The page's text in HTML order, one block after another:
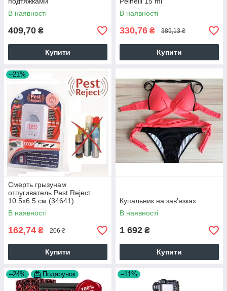
В наявності
409,70 ₴
Купити
В наявності
330,76 ₴ 389,13 ₴
Купити
–21%
Смерть грызунам
отпугиватель Pest Reject
10.5х6.5 см (34641)
В наявності
162,74 ₴ 206 ₴
Купити
Купальник на зав'язках
В наявності
1 692 ₴
Купити
–24% Подарунок –11%